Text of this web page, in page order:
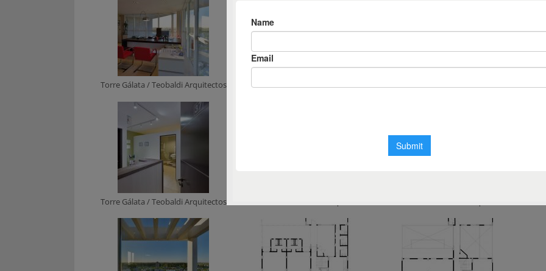
Torre Gálata / Teobaldi Arquitectos Torre Gálata / Teobaldi Arquitectos Torre Gálata / Teobaldi Arquitectos
Torre Gálata / Teobaldi Arquitectos